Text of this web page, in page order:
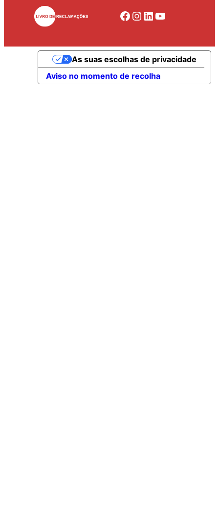
Facebook Instagram LinkedIn YouTube
Aviso no momento de recolha
As suas escolhas de privacidade